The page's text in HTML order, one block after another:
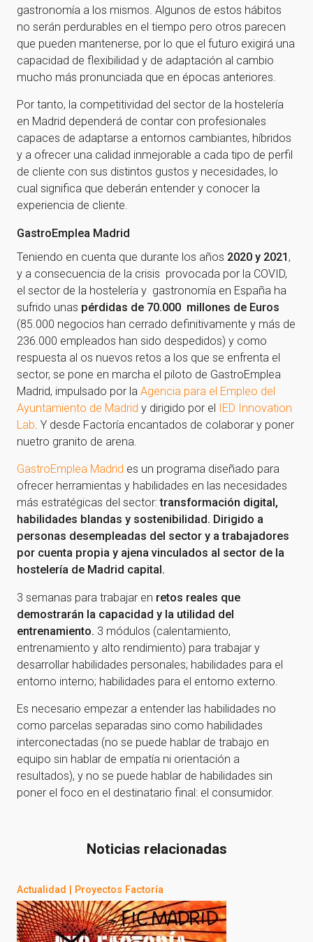
gastronomía a los mismos. Algunos de estos hábitos
no serán perdurables en el tiempo pero otros parecen
que pueden mantenerse, por lo que el futuro exigirá una
capacidad de flexibilidad y de adaptación al cambio
mucho más pronunciada que en épocas anteriores.
Por tanto, la competitividad del sector de la hostelería
en Madrid dependerá de contar con profesionales
capaces de adaptarse a entornos cambiantes, híbridos
y a ofrecer una calidad inmejorable a cada tipo de perfil
de cliente con sus distintos gustos y necesidades, lo
cual significa que deberán entender y conocer la
experiencia de cliente.
GastroEmplea Madrid
Teniendo en cuenta que durante los años 2020 y 2021 ,
y a consecuencia de la crisis provocada por la COVID,
el sector de la hostelería y gastronomía en España ha
sufrido unas pérdidas de 70.000 millones de Euros
(85.000 negocios han cerrado definitivamente y más de
236.000 empleados han sido despedidos) y como
respuesta al os nuevos retos a los que se enfrenta el
sector, se pone en marcha el piloto de GastroEmplea
Madrid, impulsado por laAgencia para el Empleo del
Ayuntamiento de Madrid y dirigido por el IED Innovation
Lab . Y desde Factoría encantados de colaborar y poner
nuetro granito de arena.
GastroEmplea Madrid es un programa diseñado para
ofrecer herramientas y habilidades en las necesidades
más estratégicas del sector:transformación digital,
habilidades blandas y sostenibilidad. Dirigido a
personas desempleadas del sector y a trabajadores
por cuenta propia y ajena vinculados al sector de la
hostelería de Madrid capital.
3 semanas para trabajar en retos reales que
demostrarán la capacidad y la utilidad del
entrenamiento. 3 módulos (calentamiento,
entrenamiento y alto rendimiento) para trabajar y
desarrollar habilidades personales; habilidades para el
entorno interno; habilidades para el entorno externo.
Es necesario empezar a entender las habilidades no
como parcelas separadas sino como habilidades
interconectadas (no se puede hablar de trabajo en
equipo sin hablar de empatía ni orientación a
resultados), y no se puede hablar de habilidades sin
poner el foco en el destinatario final: el consumidor.
Noticias relacionadas
Actualidad Proyectos Factoría